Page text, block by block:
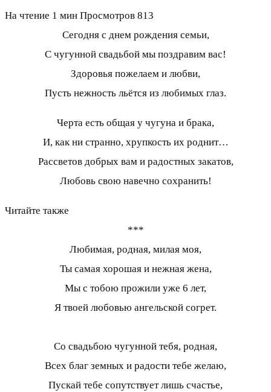
На чтение 1 мин Просмотров 813
Сегодня с днем рождения семьи,
С чугунной свадьбой мы поздравим вас!
Здоровья пожелаем и любви,
Пусть нежность льётся из любимых глаз.
Черта есть общая у чугуна и брака,
И, как ни странно, хрупкость их роднит…
Рассветов добрых вам и радостных закатов,
Любовь свою навечно сохранить!
Читайте также
***
Любимая, родная, милая моя,
Ты самая хорошая и нежная жена,
Мы с тобою прожили уже 6 лет,
Я твоей любовью ангельской согрет.
Со свадьбою чугунной тебя, родная,
Всех благ земных и радости тебе желаю,
Пускай тебе сопутствует лишь счастье,